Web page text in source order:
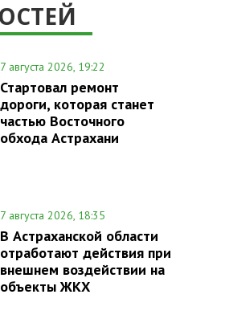
7 августа 2026, 19:22
Стартовал ремонт
дороги, которая станет
частью Восточного
обхода Астрахани
7 августа 2026, 18:35
В Астраханской области
отработают действия при
внешнем воздействии на
объекты ЖКХ